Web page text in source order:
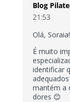
Blog
21:53
Olá, Soraia!
É muito
identificar
mantém a
dores 😊